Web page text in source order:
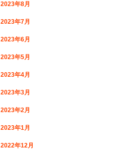
2023年8月
2023年7月
2023年6月
2023年5月
2023年4月
2023年3月
2023年2月
2023年1月
2022年12月